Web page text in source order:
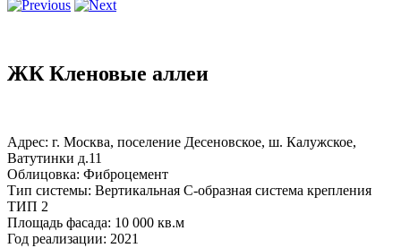
ЖК Кленовые аллеи
Адрес: г. Москва, поселение Десеновское, ш. Калужское,
Ватутинки д.11
Облицовка: Фиброцемент
Тип системы: Вертикальная С-образная система крепления
ТИП 2
Площадь фасада: 10 000 кв.м
Год реализации: 2021